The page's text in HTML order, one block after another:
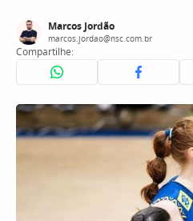
Marcos Jordão
marcos.jordao@nsc.com.br
Compartilhe: